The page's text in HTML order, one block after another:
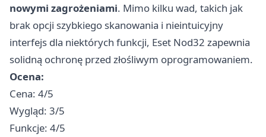
nowymi zagrożeniami. Mimo kilku wad, takich jak
brak opcji szybkiego skanowania i nieintuicyjny
interfejs dla niektórych funkcji, Eset Nod32 zapewnia
solidną ochronę przed złośliwym oprogramowaniem.
Ocena:
Cena: 4/5
Wygląd: 3/5
Funkcje: 4/5